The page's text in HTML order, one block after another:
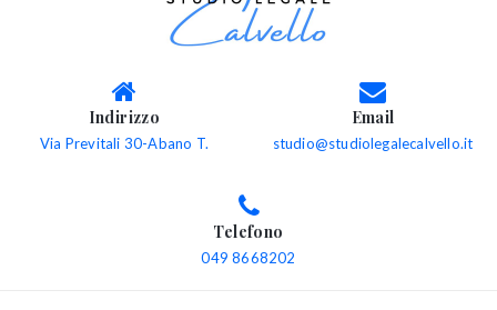
Indirizzo
Via Previtali 30-Abano T.
Email
studio@studiolegalecalvello.it
Telefono
049 8668202